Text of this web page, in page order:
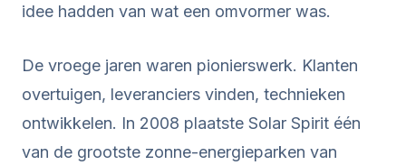
idee hadden van wat een omvormer was.
De vroege jaren waren pionierswerk. Klanten
overtuigen, leveranciers vinden, technieken
ontwikkelen. In 2008 plaatste Solar Spirit één
van de grootste zonne-energieparken van